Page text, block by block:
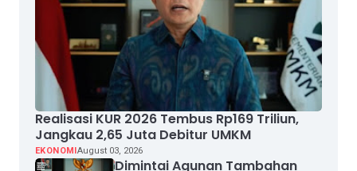
Realisasi KUR 2026 Tembus Rp169 Triliun,
Jangkau 2,65 Juta Debitur UMKM
EKONOMIAugust 03, 2026
Dimintai Agunan Tambahan